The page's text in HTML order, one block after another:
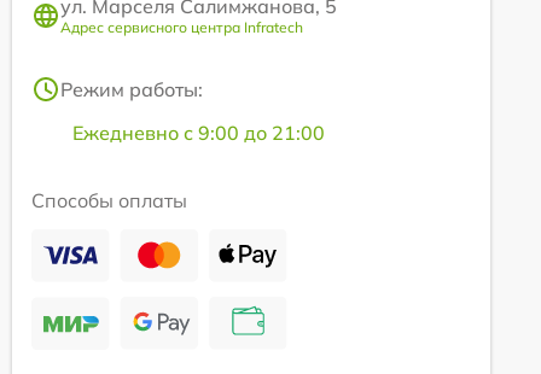
ул. Марселя Салимжанова, 5
Адрес сервисного центра Infratech
Режим работы:
Ежедневно с 9:00 до 21:00
Способы оплаты